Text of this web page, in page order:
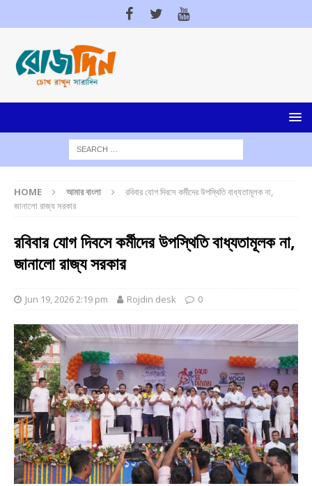
HOME আমার বাংলা
রবিবার যোগ দিবসে কর্মীদের উপস্থিতি বাধ্যতামূলক না,
জানালো রাজ্য সরকার
রবিবার যোগ দিবসে কর্মীদের উপস্থিতি বাধ্যতামূলক না,
জানালো রাজ্য সরকার
Jun 19, 2026 2:19 pm Rojdin desk 0